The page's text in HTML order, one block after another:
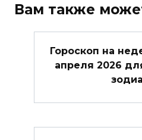
Вам также
Гороскоп на
апреля 2026